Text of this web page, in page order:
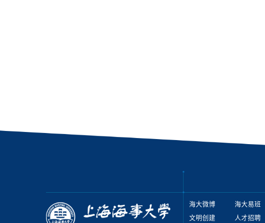
海大微博 海大易班
文明创建
人才招聘